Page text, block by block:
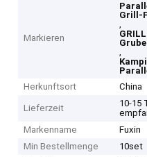
Markieren
Grill-
,
Grube
,
Herkunftsort
China
Lieferzeit
10-15
Markenname
Fuxin
Min Bestellmenge
10set